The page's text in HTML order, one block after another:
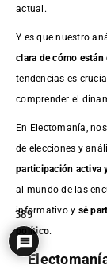
actual.
Y es que nuestro
clara de cómo
tendencias es
comprender el
En Electomanía,
de elecciones y
participación activa
al mundo de las
informativo y sé
político.
389